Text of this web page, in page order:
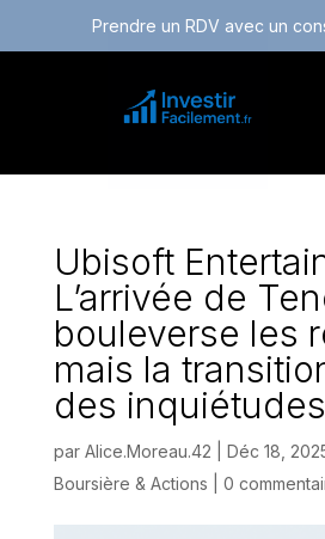
Prendre un RDV avec un
Ubisoft
L’arrivée de
bouleverse les
mais la
des inquiétudes
par Alice.Moreau.42 Déc 18,
Boursière & Actions
0